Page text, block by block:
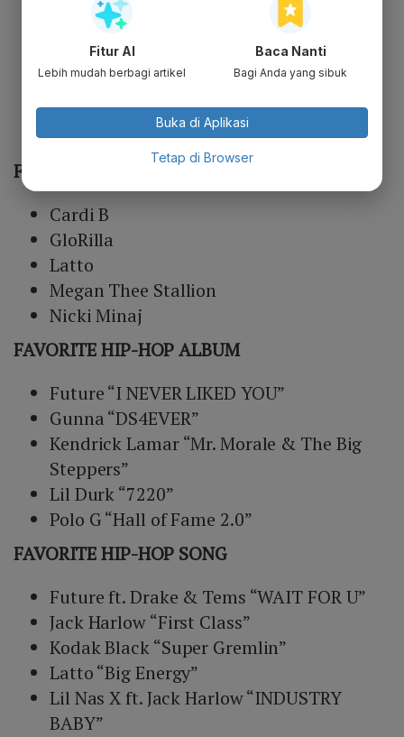
Future
Kendrick Lamar
Lil Baby
Lil Durk
FAVORITE FEMALE HIP-HOP ARTIST
Cardi B
GloRilla
Latto
Megan Thee Stallion
Nicki Minaj
FAVORITE HIP-HOP ALBUM
Future “I NEVER LIKED YOU”
Gunna “DS4EVER”
Kendrick Lamar “Mr. Morale & The Big
Steppers”
Lil Durk “7220”
Polo G “Hall of Fame 2.0”
FAVORITE HIP-HOP SONG
Future ft. Drake & Tems “WAIT FOR U”
Jack Harlow “First Class”
Kodak Black “Super Gremlin”
Latto “Big Energy”
Lil Nas X ft. Jack Harlow “INDUSTRY
BABY”
Fitur AI
Lebih mudah berbagi artikel
Baca Nanti
Bagi Anda yang sibuk
Buka di Aplikasi
Tetap di Browser